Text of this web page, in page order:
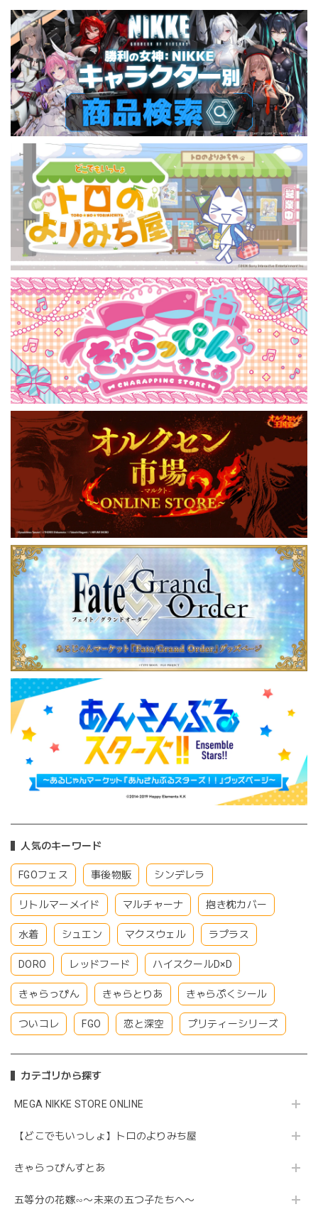
人気のキーワード
FGOフェス 事後物販 シンデレラ
リトルマーメイド マルチャーナ 抱き枕カバー
水着 シュエン マクスウェル ラプラス
DORO レッドフード ハイスクールD×D
きゃらっぴん きゃらとりあ きゃらぷくシール
ついコレ FGO 恋と深空 プリティーシリーズ
カテゴリから探す
MEGA NIKKE STORE ONLINE
【どこでもいっしょ】トロのよりみち屋
きゃらっぴんすとあ
五等分の花嫁∽〜未来の五つ子たちへ〜